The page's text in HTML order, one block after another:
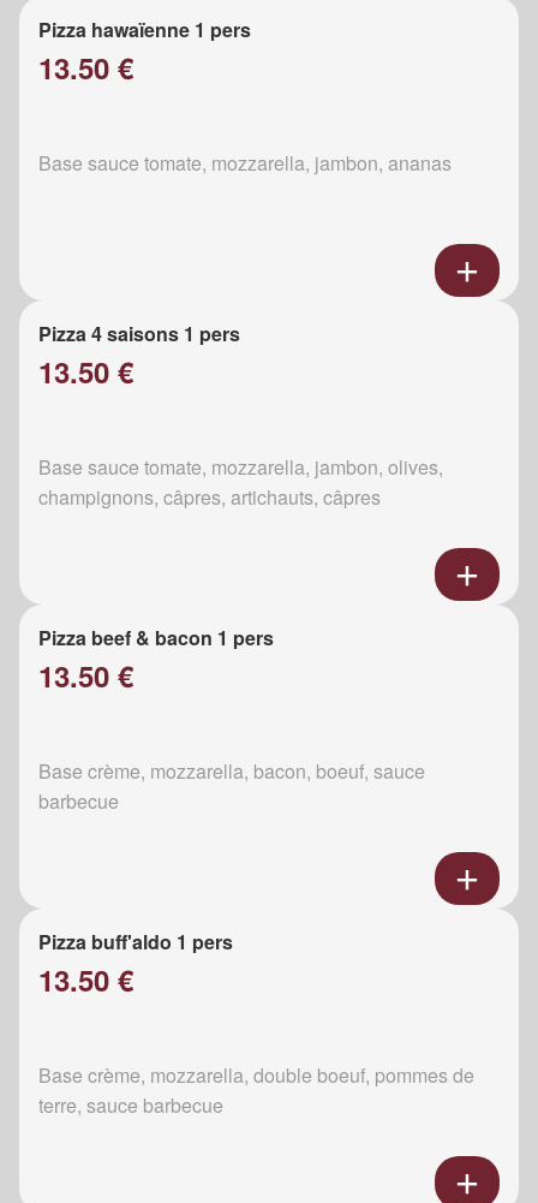
Pizza hawaïenne 1 pers
13.50 €
Base sauce tomate, mozzarella, jambon, ananas
Pizza 4 saisons 1 pers
13.50 €
Base sauce tomate, mozzarella, jambon, olives,
champignons, câpres, artichauts, câpres
Pizza beef & bacon 1 pers
13.50 €
Base crème, mozzarella, bacon, boeuf, sauce
barbecue
Pizza buff'aldo 1 pers
13.50 €
Base crème, mozzarella, double boeuf, pommes de
terre, sauce barbecue